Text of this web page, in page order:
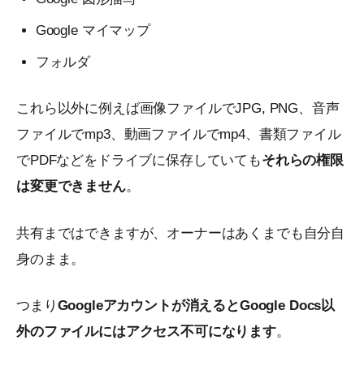
Google マイマップ
フォルダ
これら以外に例えば画像ファイルでJPG, PNG、音声
ファイルでmp3、動画ファイルでmp4、書類ファイル
でPDFなどをドライブに保存していてもそれらの権限
は変更できません。
共有まではできますが、オーナーはあくまでも自分自
身のまま。
つまり Googleアカウントが消えるとGoogle Docs以
外のファイルにはアクセス不可になります。